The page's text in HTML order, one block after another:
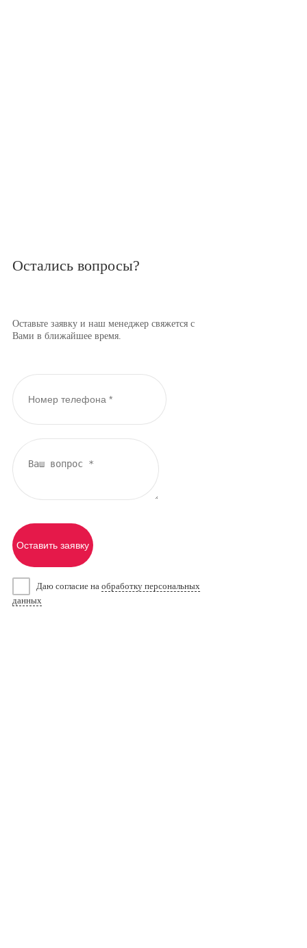
Остались вопросы?
Оставьте заявку и наш менеджер свяжется с
Вами в ближайшее время.
Оставить заявку
Даю согласие на обработку персональных
данных